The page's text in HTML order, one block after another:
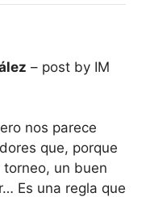
– post by IM
nos parece
que, porque
un buen
Es una regla que